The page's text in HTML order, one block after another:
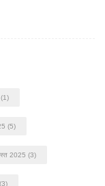
(1)
(5)
2025 (3)
(3)